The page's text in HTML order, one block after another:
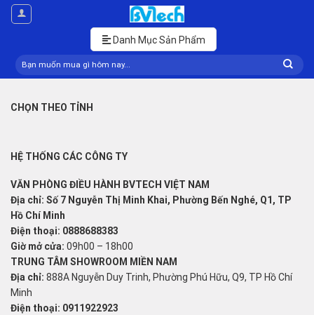
Skip
Danh Mục Sản Phẩm
Tìm
kiếm:
CHỌN THEO TỈNH
HỆ THỐNG CÁC CÔNG TY
VĂN PHÒNG ĐIỀU HÀNH BVTECH VIỆT NAM
Địa chỉ: Số 7 Nguyễn Thị Minh Khai, Phường Bến Nghé, Q1, TP
Hồ Chí Minh
Điện thoại: 0888688383
Giờ mở cửa: 09h00 – 18h00
TRUNG TÂM SHOWROOM MIỀN NAM
Địa chỉ: 888A Nguyễn Duy Trinh, Phường Phú Hữu, Q9, TP Hồ Chí
Minh
Điện thoại: 0911922923